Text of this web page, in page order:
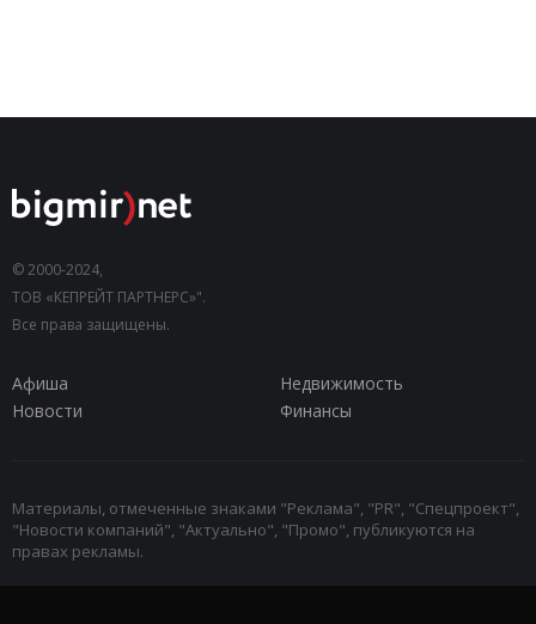
© 2000-2024,
ТОВ «КЕПРЕЙТ ПАРТНЕРС»".
Все права защищены.
Афиша
Недвижимость
Новости
Финансы
Материалы, отмеченные знаками "Реклама", "PR", "Спецпроект",
"Новости компаний", "Актуально", "Промо", публикуются на
правах рекламы.